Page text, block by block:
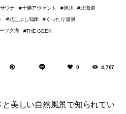
ウナ 十勝アヴァント 旭川
北海道
北こぶし知床
くったり温泉
ツク海 THE GEEK
0 4,707
美しい自然風景で知られてい